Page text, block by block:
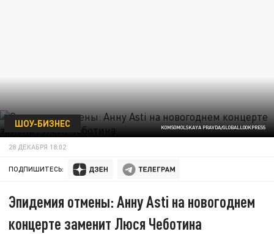
KOMSOMOLSKAYA PRAVDA/GLOBALLOOKPRESS
ШОУ-БИЗНЕС
28 ДЕКАБРЯ 18:02
ПОДПИШИТЕСЬ:
Эпидемия отмены: Анну Asti на новогоднем
концерте заменит Люся Чеботина